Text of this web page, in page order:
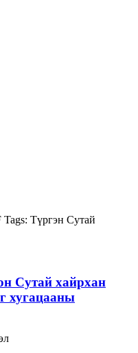
Tags: Түргэн Сутай
Сутай хайрхан
хугацааны